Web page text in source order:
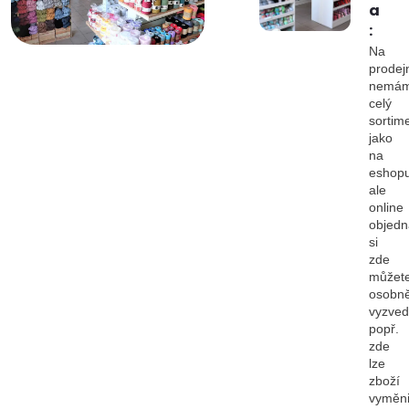
a
:
Na
celý
jako
na
ale
online
si
zde
popř.
zde
lze
zboží